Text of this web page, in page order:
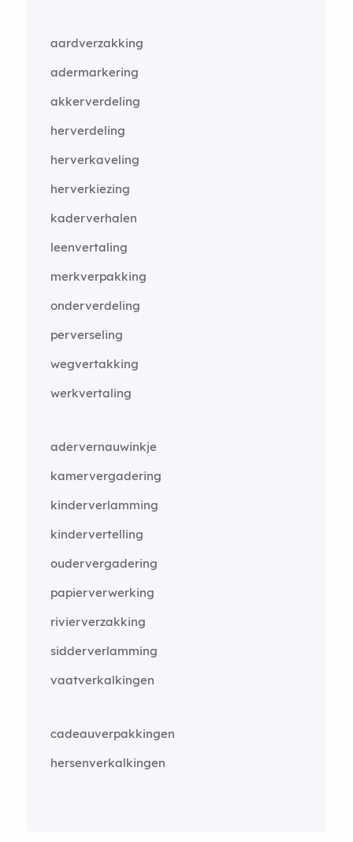
aardverzakking
adermarkering
akkerverdeling
herverdeling
herverkaveling
herverkiezing
kaderverhalen
leenvertaling
merkverpakking
onderverdeling
perverseling
wegvertakking
werkvertaling
adervernauwinkje
kamervergadering
kinderverlamming
kindervertelling
oudervergadering
papierverwerking
rivierverzakking
sidderverlamming
vaatverkalkingen
cadeauverpakkingen
hersenverkalkingen